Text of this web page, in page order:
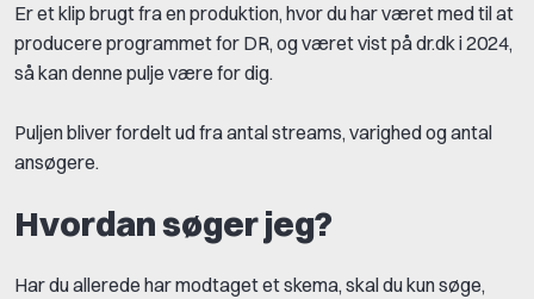
Er et klip brugt fra en produktion, hvor du har været med til at
producere programmet for DR, og været vist på dr.dk i 2024,
så kan denne pulje være for dig.
Puljen bliver fordelt ud fra antal streams, varighed og antal
ansøgere.
Hvordan søger jeg?
Har du allerede har modtaget et skema, skal du kun søge,